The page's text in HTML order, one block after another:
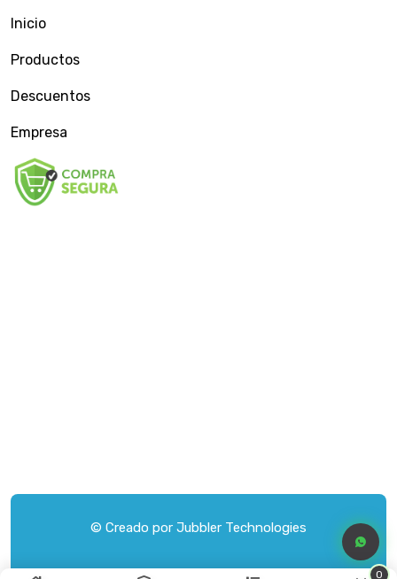
0
Inicio
Productos
Descuentos
Empresa
© Creado por Jubbler Technologies